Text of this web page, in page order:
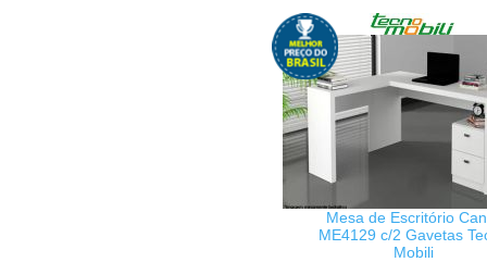
Mesa de Escritório
ME4129 c/2 Gavetas
Mobili